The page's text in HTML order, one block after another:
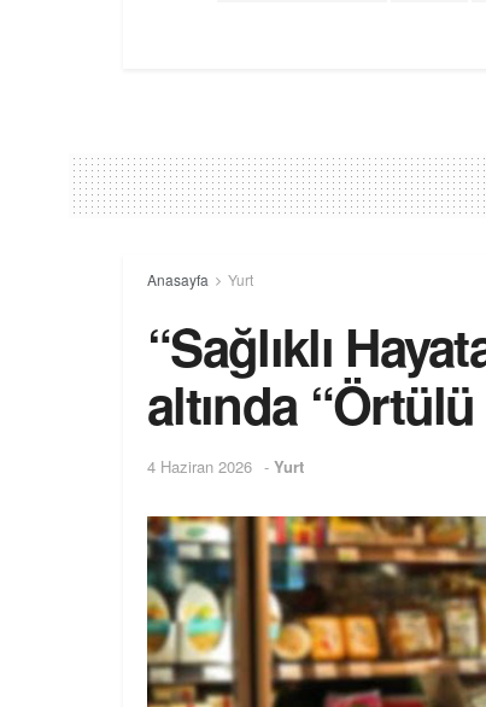
Anasayfa Yurt
“Sağlıklı
altında
4 Haziran 2026 - Yurt